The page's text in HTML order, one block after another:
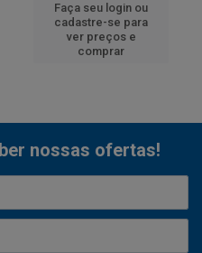
Faça seu login ou
cadastre-se para
ver preços e
comprar
nossas ofertas!